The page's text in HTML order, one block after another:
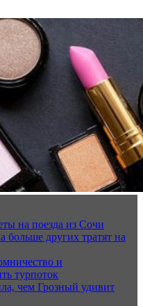
на поезда из Сочи
больше других тратят на
и
турпоток
чем Грозный удивит